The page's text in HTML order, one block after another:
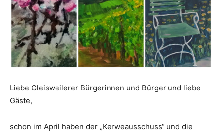
Liebe Gleisweilerer Bürgerinnen und Bürger und liebe
Gäste,
schon im April haben der „Kerweausschuss“ und die